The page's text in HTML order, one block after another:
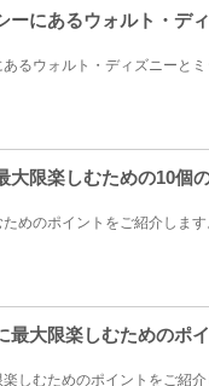
ーにあるウォルト・デ
大限楽しむための10個
最大限楽しむためのポ